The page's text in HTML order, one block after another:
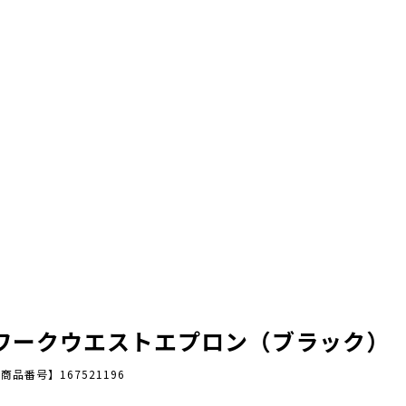
ークウエストエプロン（ブラック）
品番号】167521196